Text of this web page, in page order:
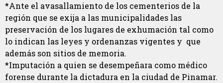
*Ante el avasallamiento de los cementerios de la
región que se exija a las municipalidades las
preservación de los lugares de exhumación tal como
lo indican las leyes y ordenanzas vigentes y que
además son sitios de memoria.
*Imputación a quien se desempeñara como médico
forense durante la dictadura en la ciudad de Pinamar.